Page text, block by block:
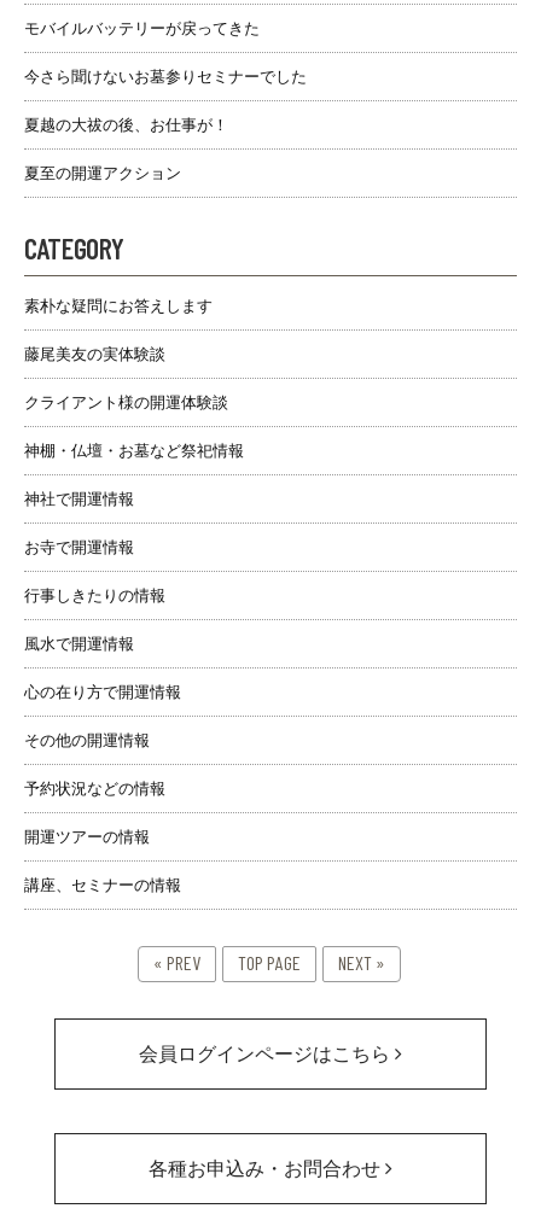
モバイルバッテリーが戻ってきた
今さら聞けないお墓参りセミナーでした
夏越の大祓の後、お仕事が！
夏至の開運アクション
CATEGORY
素朴な疑問にお答えします
藤尾美友の実体験談
クライアント様の開運体験談
神棚・仏壇・お墓など祭祀情報
神社で開運情報
お寺で開運情報
行事しきたりの情報
風水で開運情報
心の在り方で開運情報
その他の開運情報
予約状況などの情報
開運ツアーの情報
講座、セミナーの情報
« PREV TOP PAGE NEXT »
会員ログインページはこちら
各種お申込み・お問合わせ